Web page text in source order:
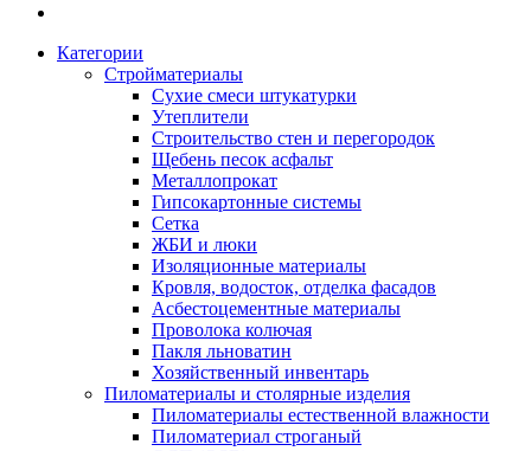
Категории
Стройматериалы
Сухие смеси штукатурки
Утеплители
Строительство стен и перегородок
Щебень песок асфальт
Металлопрокат
Гипсокартонные системы
Сетка
ЖБИ и люки
Изоляционные материалы
Кровля, водосток, отделка фасадов
Асбестоцементные материалы
Проволока колючая
Пакля льноватин
Хозяйственный инвентарь
Пиломатериалы и столярные изделия
Пиломатериалы естественной влажности
Пиломатериал строганый